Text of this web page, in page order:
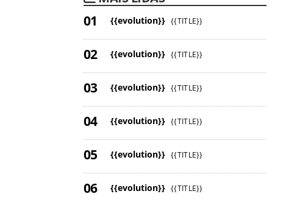
{{evolution}} {{TITLE}}
{{evolution}} {{TITLE}}
{{evolution}} {{TITLE}}
{{evolution}} {{TITLE}}
{{evolution}} {{TITLE}}
{{evolution}} {{TITLE}}